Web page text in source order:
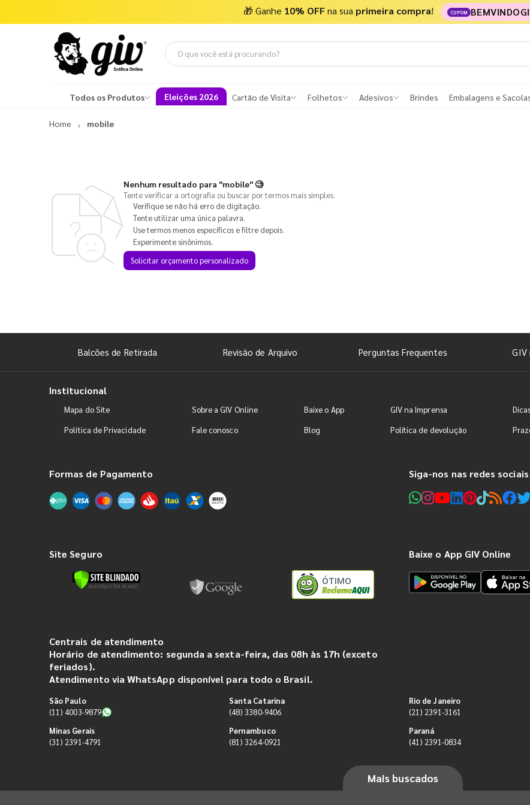
🎁 Ganhe 10% OFFna sua primeira compra! CUPOM
Todos os Produtos Eleições 2026 Cartão de Visita Folhetos Adesivos Brindes Embalagens e
Home mobile
Nenhum resultado para "mobile"🧐
Tente verificar a ortografia ou buscar por termos mais simples.
Verifique se não há erro de digitação.
Tente utilizar uma única palavra.
Use termos menos específicos e filtre depois.
Experimente sinônimos.
Solicitar orçamento personalizado
Balcões de Retirada Revisão de Arquivo Perguntas Frequentes GIV
Institucional
Mapa do Site Sobre a GIV Online Baixe o App GIV na Imprensa
Política de Privacidade
Fale conosco Blog Política de devolução
Formas de Pagamento Siga-nos nas redes sociais
Site Seguro
ÓTIMO
Baixe o App GIV Online
Centrais de atendimento
Horário de atendimento: segunda a sexta-feira, das 08h às 17h (exceto
feriados).
Atendimento via WhatsApp disponível para todo o Brasil.
São Paulo
(11) 4003-9879
Minas Gerais
(31) 2391-4791
Santa Catarina
(48) 3380-9406
Pernambuco
(81) 3264-0921
Rio de Janeiro
(21) 2391-3161
Paraná
(41) 2391-0834
Mais buscados